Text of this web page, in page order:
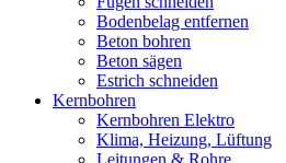
Bodenbelag entfernen
Beton bohren
Beton sägen
Estrich schneiden
Kernbohren
Kernbohren Elektro
Klima, Heizung, Lüftung
Leitungen & Rohre